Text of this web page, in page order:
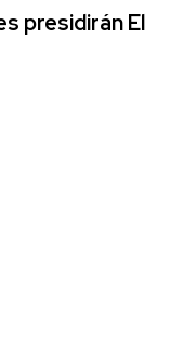
presidirán El